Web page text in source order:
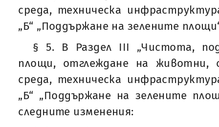
среда, техническа
„Б“ „Поддържане на зелените
§ 5. В Раздел III „Чистота,
площи, отглеждане на животни,
среда, техническа
„Б“ „Поддържане на зелените
следните изменения: